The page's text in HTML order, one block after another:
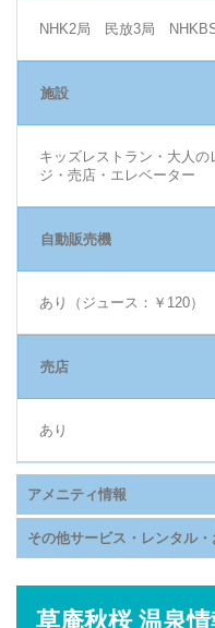
NHK2局 民放3局
施設
キッズレストラン・大人
ジ・売店・エレベーター
自動販売機
あり（ジュース：￥120）
売店
あり
アメニティ情報
その他サービス・レンタル
草庵秋桜 温泉情